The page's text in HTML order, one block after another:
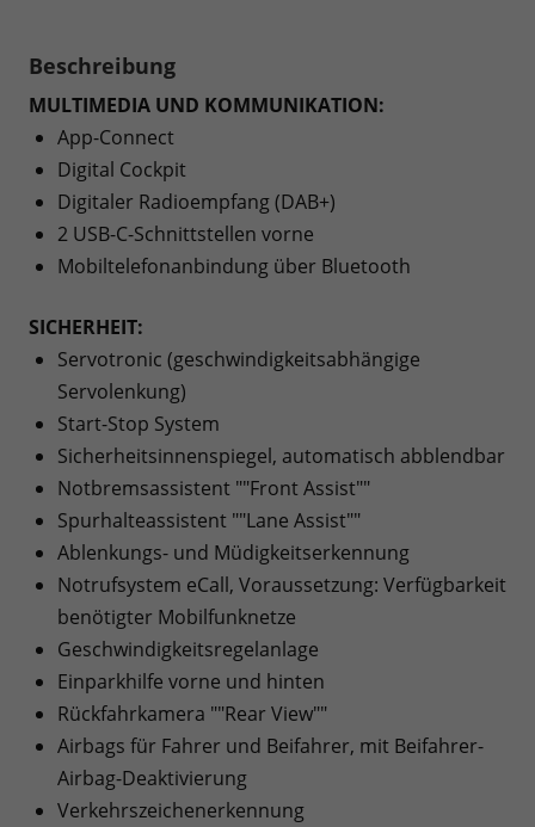
Beschreibung
MULTIMEDIA UND KOMMUNIKATION:
App-Connect
Digital Cockpit
Digitaler Radioempfang (DAB+)
2 USB-C-Schnittstellen vorne
Mobiltelefonanbindung über Bluetooth
SICHERHEIT:
Servotronic (geschwindigkeitsabhängige
Servolenkung)
Start-Stop System
Sicherheitsinnenspiegel, automatisch abblendbar
Notbremsassistent ""Front Assist""
Spurhalteassistent ""Lane Assist""
Ablenkungs- und Müdigkeitserkennung
Notrufsystem eCall, Voraussetzung: Verfügbarkeit
benötigter Mobilfunknetze
Geschwindigkeitsregelanlage
Einparkhilfe vorne und hinten
Rückfahrkamera ""Rear View""
Airbags für Fahrer und Beifahrer, mit Beifahrer-
Airbag-Deaktivierung
Verkehrszeichenerkennung